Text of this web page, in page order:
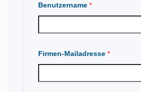
Benutzername *
Firmen-Mailadresse *